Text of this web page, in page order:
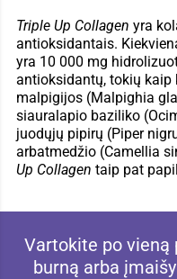
Triple Up Collagen yra
antioksidantais.
yra 10 000 mg
antioksidantų, tokių kaip
malpigijos (Malpighia
siauralapio baziliko
juodųjų pipirų (Piper
arbatmedžio (Camellia
Up Collagen taip pat
Vartokite po vieną
burną arba